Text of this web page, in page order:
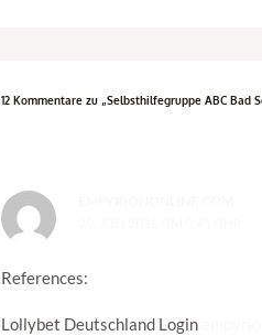
12 Kommentare zu „Selbsthilfegruppe ABC Bad
References:
Lollybet Deutschland Login